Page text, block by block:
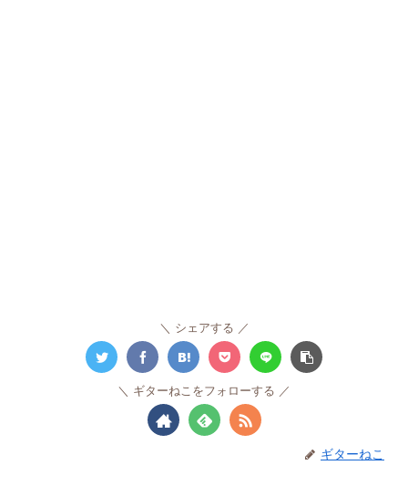
シェアする
ギターねこをフォローする
ギターねこ